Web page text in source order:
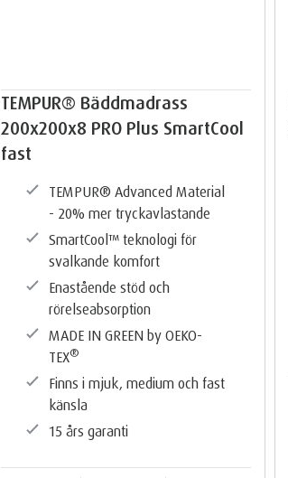
TEMPUR® Bäddmadrass
200x200x8 PRO Plus SmartCool
fast
TEMPUR®️ Advanced Material
- 20% mer tryckavlastande
SmartCool™️ teknologi för
svalkande komfort
Enastående stöd och
rörelseabsorption
MADE IN GREEN by OEKO-
TEX®️
Finns i mjuk, medium och fast
känsla
15 års garanti